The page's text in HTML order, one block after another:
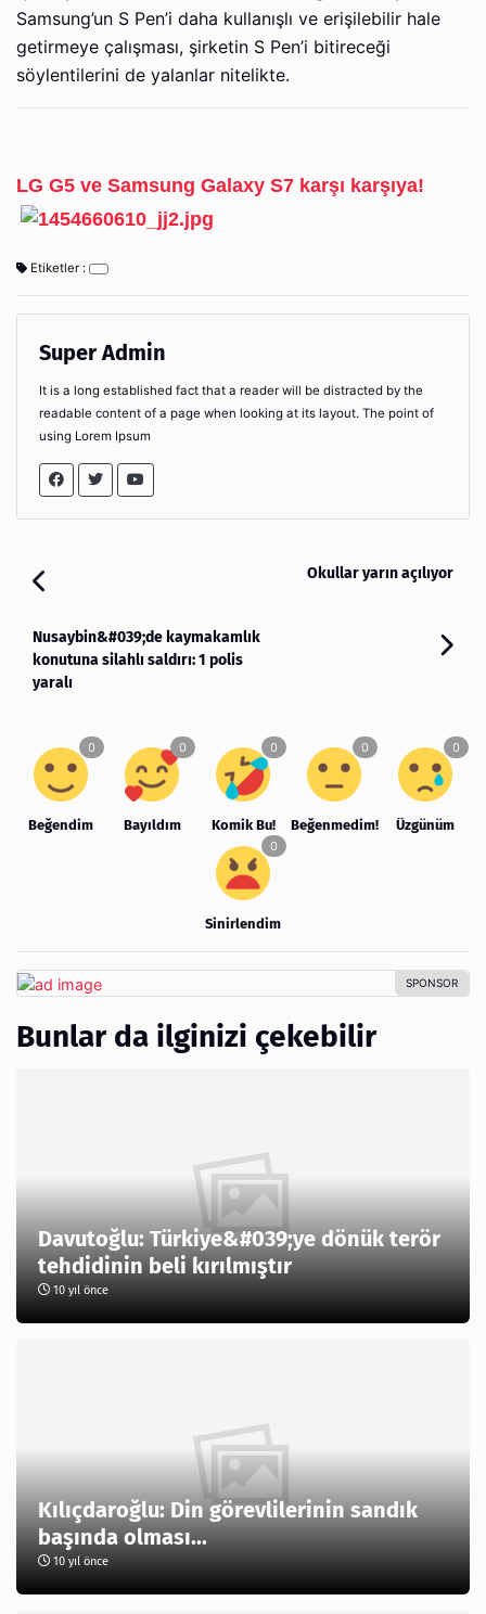
Samsung’un S Pen’i daha kullanışlı ve erişilebilir hale
getirmeye çalışması, şirketin S Pen’i bitireceği
söylentilerini de yalanlar nitelikte.
LG G5 ve Samsung Galaxy S7 karşı karşıya!
Etiketler :
Super Admin
It is a long established fact that a reader will be distracted by the
readable content of a page when looking at its layout. The point of
using Lorem Ipsum
Okullar yarın açılıyor
Nusaybin&#039;de kaymakamlık
konutuna silahlı saldırı: 1 polis
yaralı
Beğendim Bayıldım Komik Bu! Beğenmedim! Üzgünüm
Sinirlendim
Bunlar da ilginizi çekebilir
Davutoğlu: Türkiye&#039;ye dönük terör
tehdidinin beli kırılmıştır
10 yıl önce
Kılıçdaroğlu: Din görevlilerinin sandık
başında olması...
10 yıl önce